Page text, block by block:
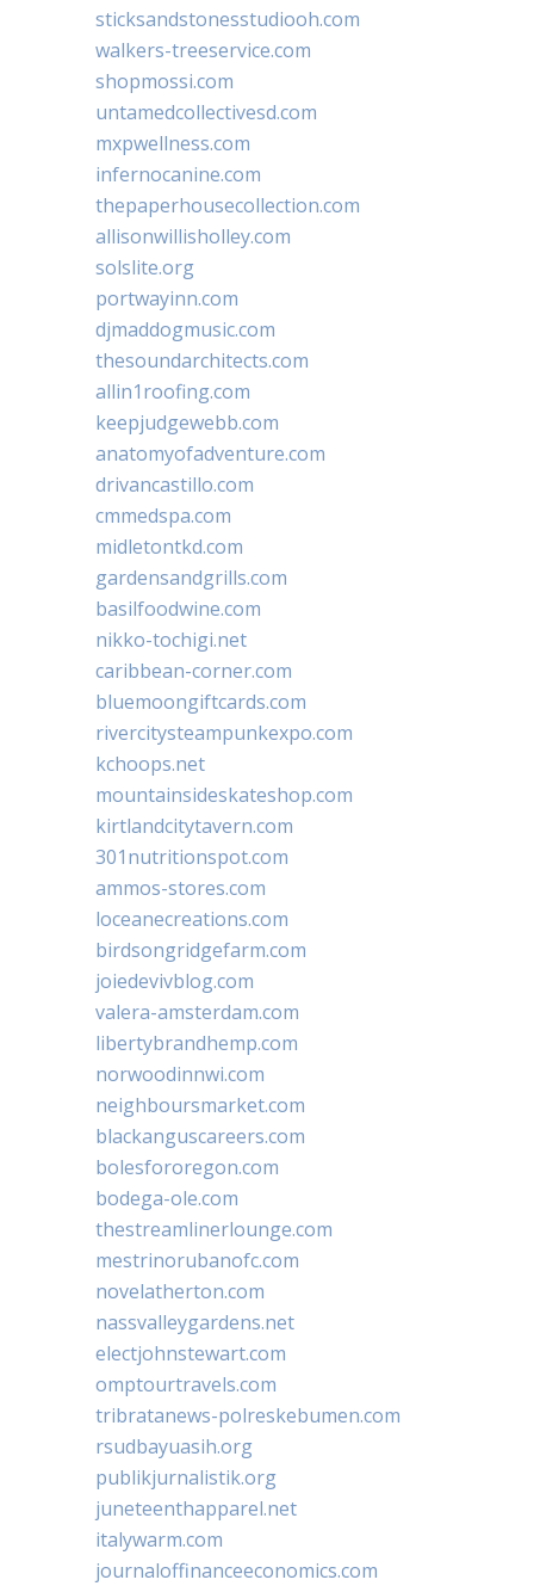
sticksandstonesstudiooh.com
walkers-treeservice.com
shopmossi.com
untamedcollectivesd.com
mxpwellness.com
infernocanine.com
thepaperhousecollection.com
allisonwillisholley.com
solslite.org
portwayinn.com
djmaddogmusic.com
thesoundarchitects.com
allin1roofing.com
keepjudgewebb.com
anatomyofadventure.com
drivancastillo.com
cmmedspa.com
midletontkd.com
gardensandgrills.com
basilfoodwine.com
nikko-tochigi.net
caribbean-corner.com
bluemoongiftcards.com
rivercitysteampunkexpo.com
kchoops.net
mountainsideskateshop.com
kirtlandcitytavern.com
301nutritionspot.com
ammos-stores.com
loceanecreations.com
birdsongridgefarm.com
joiedevivblog.com
valera-amsterdam.com
libertybrandhemp.com
norwoodinnwi.com
neighboursmarket.com
blackanguscareers.com
bolesfororegon.com
bodega-ole.com
thestreamlinerlounge.com
mestrinorubanofc.com
novelatherton.com
nassvalleygardens.net
electjohnstewart.com
omptourtravels.com
tribratanews-polreskebumen.com
rsudbayuasih.org
publikjurnalistik.org
juneteenthapparel.net
italywarm.com
journaloffinanceeconomics.com